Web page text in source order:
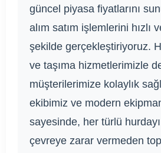
güncel piyasa fiyatlarını
alım satım işlemlerini hızlı
şekilde gerçekleştiriyoruz.
ve taşıma hizmetlerimizle
müşterilerimize kolaylık
ekibimiz ve modern
sayesinde, her türlü
çevreye zarar vermeden